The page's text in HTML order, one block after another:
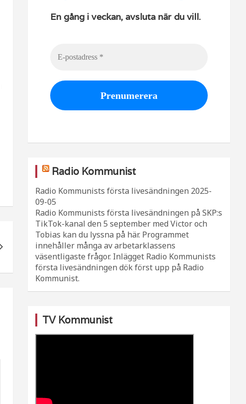
En gång i veckan, avsluta när du vill.
Radio Kommunist
Radio Kommunists första livesändningen 2025-
09-05
Radio Kommunists första livesändningen på SKP:s
TikTok-kanal den 5 september med Victor och
Tobias kan du lyssna på här. Programmet
innehåller många av arbetarklassens
väsentligaste frågor. Inlägget Radio Kommunists
första livesändningen dök först upp på Radio
Kommunist.
TV Kommunist